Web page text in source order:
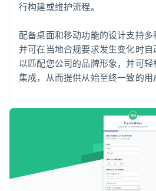
行构建或维护流程。
配备桌面和移动功能的设计支持多
并可在当地合规要求发生变化时
以匹配您公司的品牌形象，并可
集成，从而提供从始至终一致的用
阿联酋
English
澳大利亚